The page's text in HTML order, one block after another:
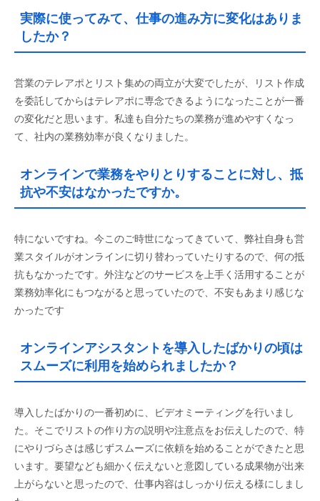
実際に使ってみて、仕事の進み方に変化はありま
したか？
営業のテレアポとリスト集めの両立が大変でしたが、リスト作成
を委託してからはテレアポに専念できるようになったことが一番
の変化だと思います。私達も自分たちの業務が進めやすくなっ
て、社内の業務効率が良くなりました。
オンラインで業務をやりとりすることに対し、抵
抗や不安はなかったですか。
特にないですね。今このご時世になってきていて、弊社自身も営
業スタイルがオンラインに切り替わっていたりするので、何の抵
抗もなかったです。外注などのサービスを上手く活用することが
業務効率化にもつながると思っていたので、不安もあまり感じな
かったです
オンラインアシスタントを導入したばかりの頃は
スムーズに利用を始められましたか？
導入したばかりの一番初めに、ビデオミーティングを行いまし
た。そこでリストの作り方の説明や注意点をお伝えしたので、特
にやりづらさは感じずスムーズに依頼を始めることができたと思
います。要望なども細かく伝えないと意図している成果物が出来
上がらないと思ったので、仕事内容はしっかり伝える様にしまし